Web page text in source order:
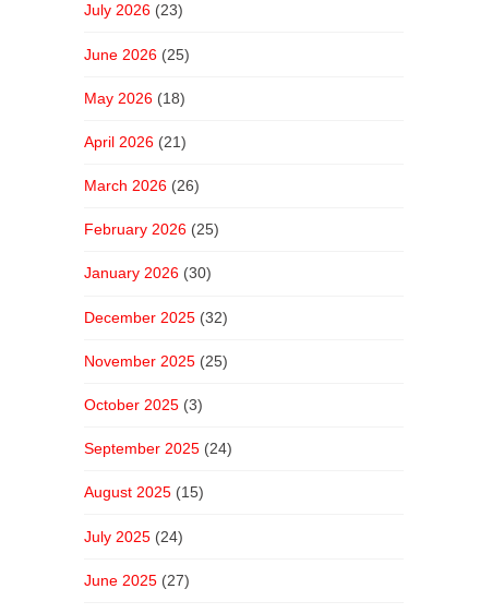
July 2026 (23)
June 2026 (25)
May 2026 (18)
April 2026 (21)
March 2026 (26)
February 2026 (25)
January 2026 (30)
December 2025 (32)
November 2025 (25)
October 2025 (3)
September 2025 (24)
August 2025 (15)
July 2025 (24)
June 2025 (27)